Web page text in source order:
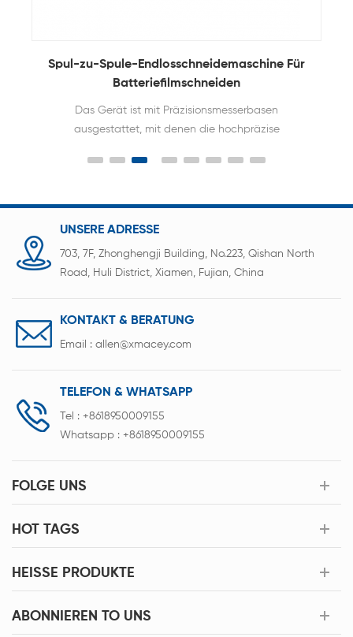
Spul-zu-Spule-Endlosschneidemaschine Für
Batteriefilmschneiden
Das Gerät ist mit Präzisionsmesserbasen
ausgestattet, mit denen die hochpräzise
UNSERE ADRESSE
703, 7F, Zhonghengji Building, No.223, Qishan North
Road, Huli District, Xiamen, Fujian, China
KONTAKT & BERATUNG
Email : allen@xmacey.com
TELEFON & WHATSAPP
Tel : +8618950009155
Whatsapp : +8618950009155
FOLGE UNS
HOT TAGS
HEISSE PRODUKTE
ABONNIEREN TO UNS